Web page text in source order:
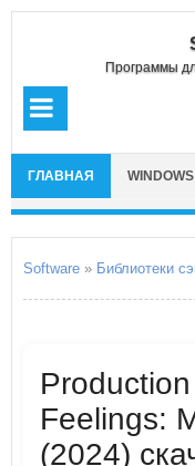
Программы
ГЛАВНАЯ WINDOWS
Software » Библиотеки
Feelings:
(2024)